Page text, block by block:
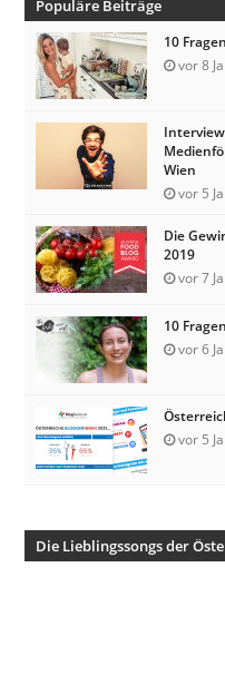
Populäre Beiträge
10
vor 8
Wien
vor 5
Die
2019
vor 7
10
vor 6
vor 5
Die Lieblingssongs der